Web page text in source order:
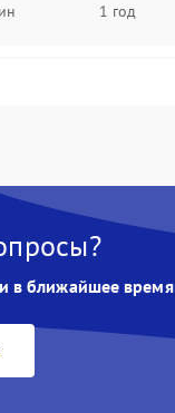
1 год
1 год
в ближайшее время